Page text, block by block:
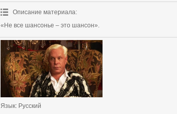
Описание материала:
«Не все шансонье – это шансон».
Язык: Русский